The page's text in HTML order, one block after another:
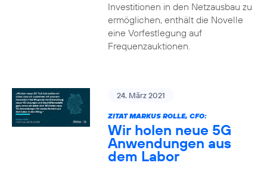
Investitionen in den Netzausbau zu
ermöglichen, enthält die Novelle
eine Vorfestlegung auf
Frequenzauktionen.
24. März 2021
ZITAT MARKUS ROLLE, CFO:
Wir holen neue 5G
Anwendungen aus
dem Labor